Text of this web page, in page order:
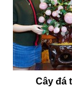
với các
nhiệt độ thay
nhiên của đá.
xúc trực tiếp
Cây đá